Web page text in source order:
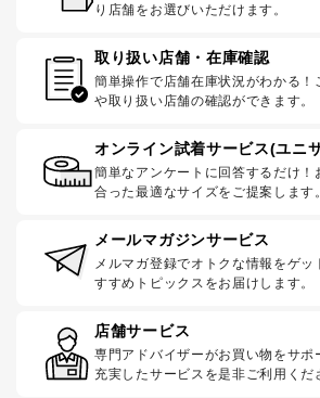
り店舗をお選びいただけます。
取り扱い店舗・在庫確認
簡単操作で店舗在庫状況がわかる！
や取り扱い店舗の確認ができます。
オンライン試着サービス(ユニ
簡単なアンケートに回答するだけ！
合った最適なサイズをご提案します。
メールマガジンサービス
メルマガ登録でオトクな情報をゲッ
すすめトピックスをお届けします。
店舗サービス
専門アドバイザーがお買い物をサポ
充実したサービスを是非ご利用くだ